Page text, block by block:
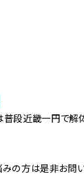
段近畿一円で解
の方は是非お問